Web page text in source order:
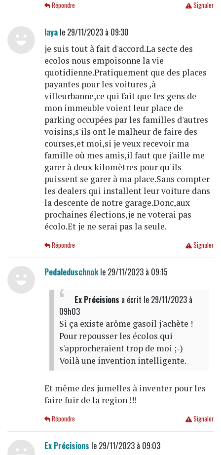
Signaler
Répondre
layale 29/11/2023 à 09:30
je suis tout à fait d'accord.La secte des
ecolos nous empoisonne la vie
quotidienne.Pratiquement que des places
payantes pour les voitures ,à
villeurbanne,ce qui fait que les gens de
mon immeuble voient leur place de
parking occupées par les familles d'autres
voisins,s'ils ont le malheur de faire des
courses,et moi,si je veux recevoir ma
famille où mes amis,il faut que j'aille me
garer à deux kilomètres pour qu'ils
puissent se garer à ma place.Sans compter
les dealers qui installent leur voiture dans
la descente de notre garage.Donc,aux
prochaines élections,je ne voterai pas
écolo.Et je ne serai pas la seule.
Signaler
Répondre
Pedaleduschnokle 29/11/2023 à 09:15
Ex Précisions a écrit le 29/11/2023 à
09h03
Si ça existe arôme gasoil j'achète !
Pour repousser les écolos qui
s'approcheraient trop de moi ;-)
Voilà une invention intelligente.
Et même des jumelles à inventer pour les
faire fuir de la region !!!
Signaler
Répondre
Ex Précisions le 29/11/2023 à 09:03